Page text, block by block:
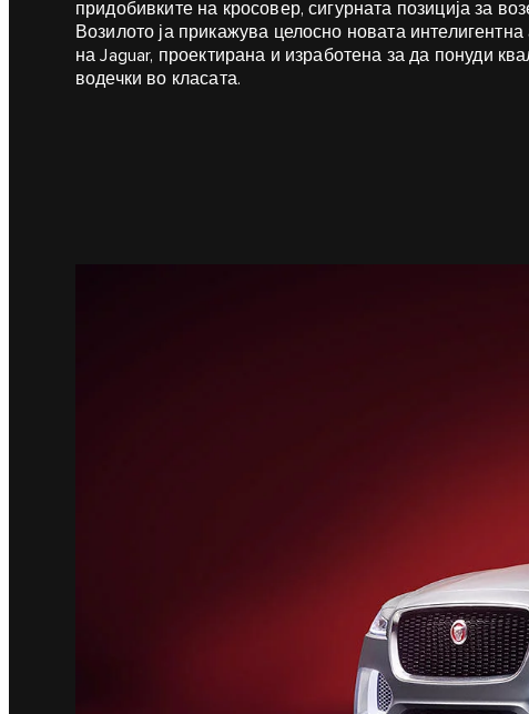
придобивките на кросовер, сигурната позиција за
Возилото ја прикажува целосно новата
на Jaguar, проектирана и изработена за да понуди
водечки во класата.